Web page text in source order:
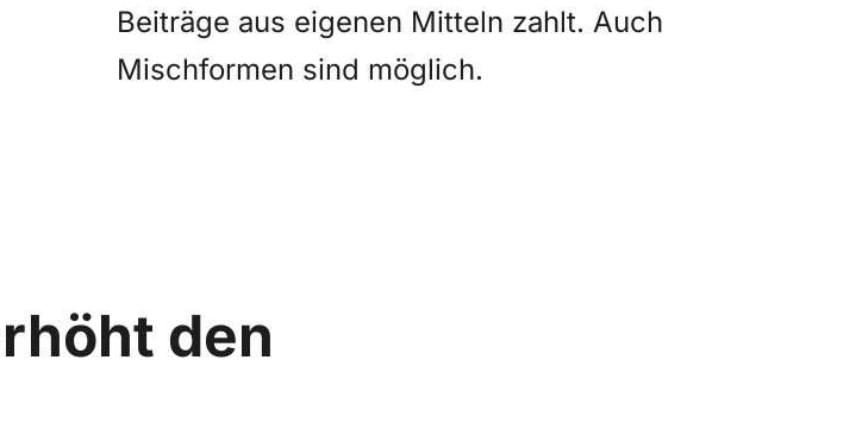
Beiträge aus eigenen Mitteln zahlt. Auch
Mischformen sind möglich.
den